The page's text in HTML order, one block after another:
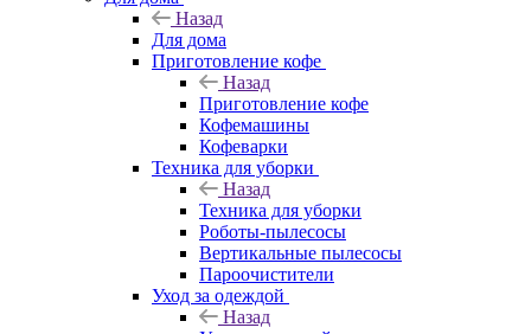
Назад
Для дома
Приготовление кофе
Назад
Приготовление кофе
Кофемашины
Кофеварки
Техника для уборки
Назад
Техника для уборки
Роботы-пылесосы
Вертикальные пылесосы
Пароочистители
Уход за одеждой
Назад